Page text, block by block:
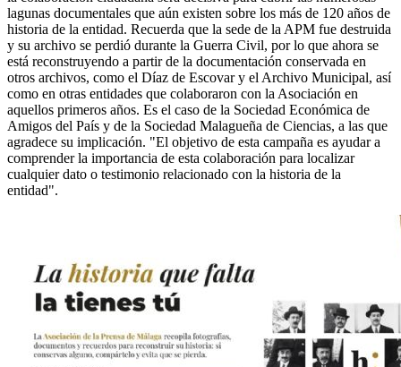
lagunas documentales que aún existen sobre los más de 120 años de
historia de la entidad. Recuerda que la sede de la APM fue destruida
y su archivo se perdió durante la Guerra Civil, por lo que ahora se
está reconstruyendo a partir de la documentación conservada en
otros archivos, como el Díaz de Escovar y el Archivo Municipal, así
como en otras entidades que colaboraron con la Asociación en
aquellos primeros años. Es el caso de la Sociedad Económica de
Amigos del País y de la Sociedad Malagueña de Ciencias, a las que
agradece su implicación. "El objetivo de esta campaña es ayudar a
comprender la importancia de esta colaboración para localizar
cualquier dato o testimonio relacionado con la historia de la
entidad".